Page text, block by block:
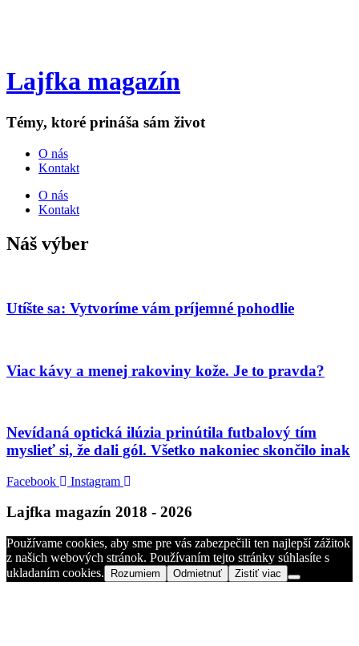
Lajfka magazín
Témy, ktoré prináša sám život
O nás
Kontakt
O nás
Kontakt
Náš výber
Utíšte sa: Vytvoríme vám príjemné pohodlie
Viac kávy a menej rakoviny kože. Je to pravda?
Nevídaná optická ilúzia prinútila futbalový tím
myslieť si, že dali gól. Všetko nakoniec skončilo inak
Facebook Instagram
Lajfka magazín 2018 - 2026
Používame cookies, aby sme pre vás zabezpečili ten najlepší zážitok
z našich webových stránok. Používaním tejto stránky súhlasíte s
ukladaním cookies.
Rozumiem Odmietnuť Zistiť viac